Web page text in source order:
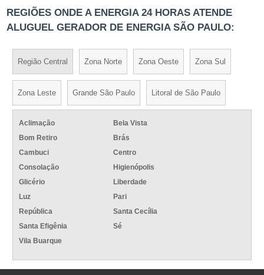
REGIÕES ONDE A ENERGIA 24 HORAS ATENDE
ALUGUEL GERADOR DE ENERGIA SÃO PAULO:
Região Central Zona Norte Zona Oeste Zona Sul
Zona Leste Grande São Paulo Litoral de São Paulo
Aclimação
Bela Vista
Bom Retiro
Brás
Cambuci
Centro
Consolação
Higienópolis
Glicério
Liberdade
Luz
Pari
República
Santa Cecília
Santa Efigênia
Sé
Vila Buarque